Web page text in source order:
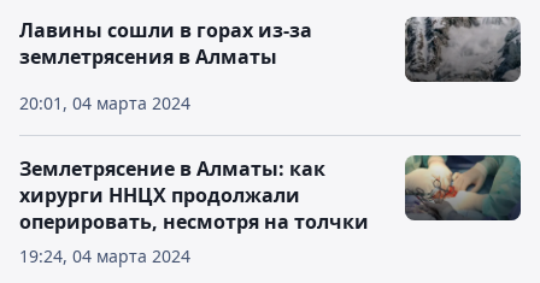
20:01, 04 марта 2024
Лавины сошли в горах из-за
землетрясения в Алматы
19:24, 04 марта 2024
Землетрясение в Алматы: как
хирурги ННЦХ продолжали
оперировать, несмотря на толчки